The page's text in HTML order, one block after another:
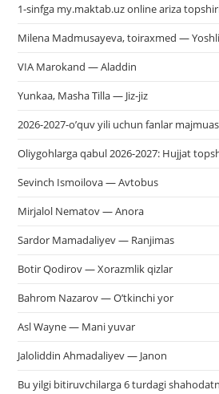
1-sinfga my.maktab.uz online ariza
Milena Madmusayeva, toiraxmed —
VIA Marokand — Aladdin
Yunkaa, Masha Tilla — Jiz-jiz
2026-2027-o’quv yili uchun fanlar
Oliygohlarga qabul 2026-2027: Hujjat
Sevinch Ismoilova — Avtobus
Mirjalol Nematov — Anora
Sardor Mamadaliyev — Ranjimas
Botir Qodirov — Xorazmlik qizlar
Bahrom Nazarov — O’tkinchi yor
Asl Wayne — Mani yuvar
Jaloliddin Ahmadaliyev — Janon
Bu yilgi bitiruvchilarga 6 turdagi